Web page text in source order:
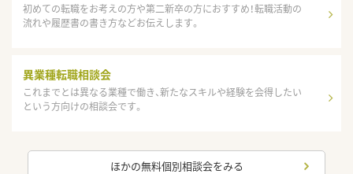
初めての転職をお考えの方や第二新卒の方におすすめ！転職活動の
流れや履歴書の書き方などお伝えします。
異業種転職相談会
これまでとは異なる業種で働き、新たなスキルや経験を会得したい
という方向けの相談会です。
ほかの無料個別相談会をみる